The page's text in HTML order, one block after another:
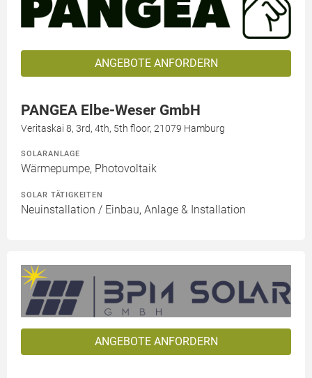
ANGEBOTE ANFORDERN
PANGEA Elbe-Weser GmbH
Veritaskai 8, 3rd, 4th, 5th floor, 21079 Hamburg
SOLARANLAGE
Wärmepumpe, Photovoltaik
SOLAR TÄTIGKEITEN
Neuinstallation / Einbau, Anlage & Installation
ANGEBOTE ANFORDERN